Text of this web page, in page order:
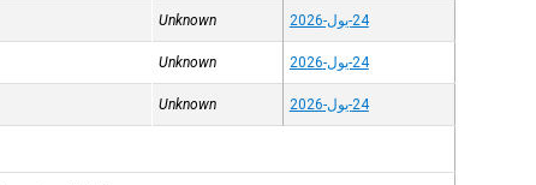
24-يول-2026 Unknown
24-يول-2026 Unknown
24-يول-2026 Unknown